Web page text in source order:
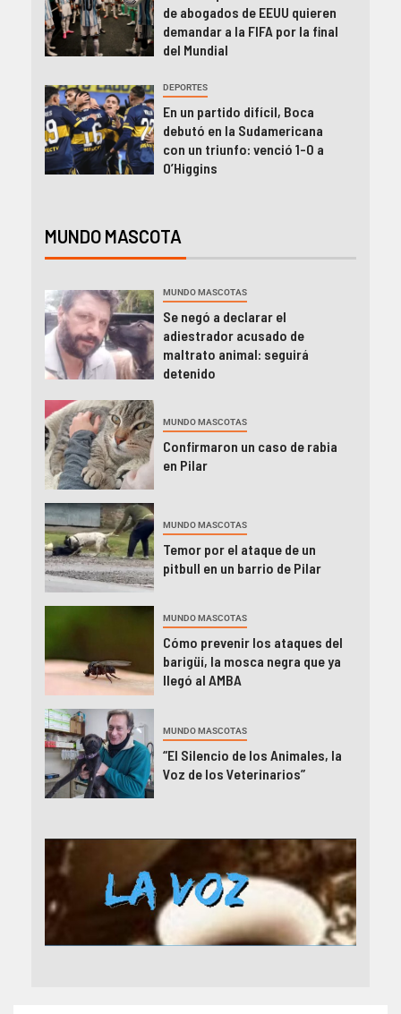
de abogados de EEUU quieren
demandar a la FIFA por la final
del Mundial
DEPORTES
En un partido difícil, Boca
debutó en la Sudamericana
con un triunfo: venció 1-0 a
O’Higgins
MUNDO MASCOTA
MUNDO MASCOTAS
Se negó a declarar el
adiestrador acusado de
maltrato animal: seguirá
detenido
MUNDO MASCOTAS
Confirmaron un caso de rabia
en Pilar
MUNDO MASCOTAS
Temor por el ataque de un
pitbull en un barrio de Pilar
MUNDO MASCOTAS
Cómo prevenir los ataques del
barigüí, la mosca negra que ya
llegó al AMBA
MUNDO MASCOTAS
“El Silencio de los Animales, la
Voz de los Veterinarios”